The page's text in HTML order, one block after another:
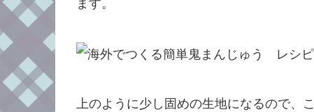
ます。
上のように少し固めの生地になるので、